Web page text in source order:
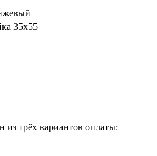
35x55
трёх вариантов оплаты: